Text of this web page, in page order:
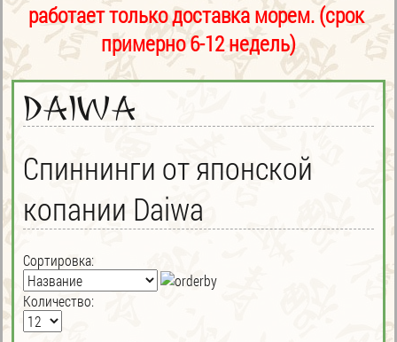
работает только доставка морем. (срок
примерно 6-12 недель)
Daiwa
Спиннинги от японской
копании Daiwa
Сортировка:
Количество: